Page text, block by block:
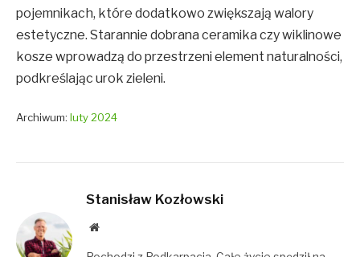
pojemnikach, które dodatkowo zwiększają walory
estetyczne. Starannie dobrana ceramika czy wiklinowe
kosze wprowadzą do przestrzeni element naturalności,
podkreślając urok zieleni.
Archiwum: luty 2024
Stanisław Kozłowski
Website